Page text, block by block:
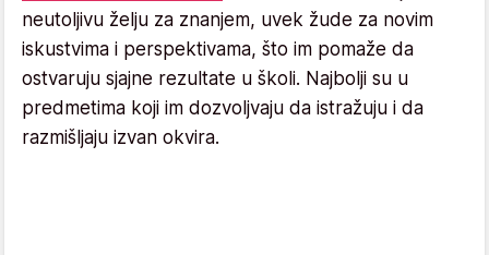
neutoljivu želju za znanjem, uvek žude za novim
iskustvima i perspektivama, što im pomaže da
ostvaruju sjajne rezultate u školi. Najbolji su u
predmetima koji im dozvoljvaju da istražuju i da
razmišljaju izvan okvira.